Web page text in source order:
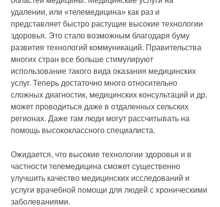
удалении, или «телемедицина» как раз и
представляет быстро растущие высокие технологии
здоровья. Это стало возможным благодаря буму
развития технологий коммуникаций. Правительства
многих стран все больше стимулируют
использование такого вида оказания медицинских
услуг. Теперь достаточно много относительно
сложных диагностик, медицинских консультаций и др.
может проводиться даже в отдаленных сельских
регионах. Даже там люди могут рассчитывать на
помощь высококлассного специалиста.
Ожидается, что высокие технологии здоровья и в
частности телемедицина сможет существенно
улучшить качество медицинских исследований и
услуги врачебной помощи для людей с хроническими
заболеваниями.